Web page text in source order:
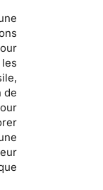
de